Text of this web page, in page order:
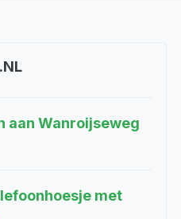
aan Wanroijseweg
met